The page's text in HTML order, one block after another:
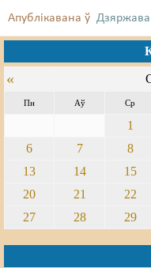
Апублікавана ў Дзяржава
«
Пн Аў Ср
1
6
7 8
13
14 15
20
21 22
27
28 29
Свабода слова
Сьмяротнае пакараньне
Правы працоўных